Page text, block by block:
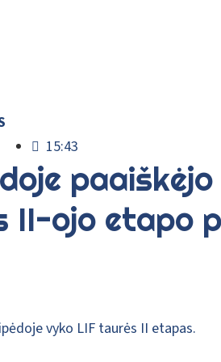
15:43
paaiškėjo
II-ojo etapo
vyko LIF taurės II etapas.